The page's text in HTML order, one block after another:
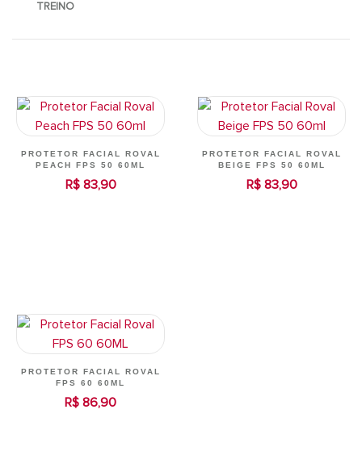
TREINO
PROTETOR FACIAL ROVAL
PEACH FPS 50 60ML
R$ 83,90
PROTETOR FACIAL ROVAL
BEIGE FPS 50 60ML
R$ 83,90
PROTETOR FACIAL ROVAL
FPS 60 60ML
R$ 86,90